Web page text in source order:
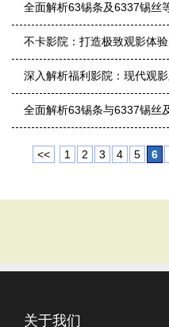
全面解析63锡条及6337锡丝
不卡影院：打造极致观影体
深入解析福利影院：现代观
全面解析63锡条与6337锡丝
<< 1 2 3 4 5 6
关于我们